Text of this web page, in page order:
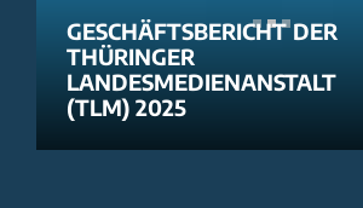
GESCHÄFTSBERICHT DER
THÜRINGER
LANDESMEDIENANSTALT
(TLM) 2025